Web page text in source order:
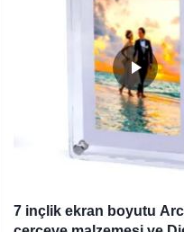
7 inçlik ekran boyutu